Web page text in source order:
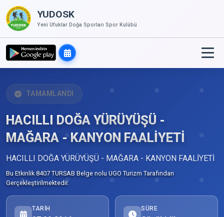
YUDOSK
Yeni Ufuklar Doğa Sporları Spor Kulübü
TAMAMLANDI
HACILLI DOĞA YÜRÜYÜŞÜ -
MAĞARA - KANYON FAALİYETİ
HACILLI DOĞA YÜRÜYÜŞÜ - MAĞARA - KANYON FAALİYETİ
Bu Etkinlik 8407 TURSAB Belge nolu UGO Turizm Tarafından
Gerçekleştirilmektedir.
TARIH SÜRE